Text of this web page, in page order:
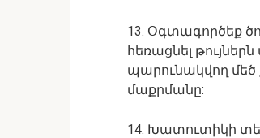
13. Օգտագործեք
հեռացնել
պարունակվող մեծ
մաքրմանը:
14. Խատուտիկի